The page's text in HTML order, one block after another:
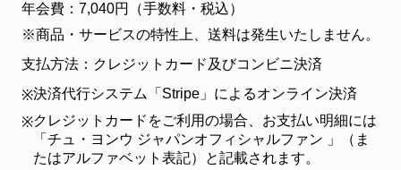
年会費：7,040円（手数料・税込）
※商品・サービスの特性上、送料は発生いたしません。
支払方法：クレジットカード及びコンビニ決済
※決済代行システム「Stripe」によるオンライン決済
※クレジットカードをご利用の場合、お支払い明細には
「チュ・ヨンウ ジャパンオフィシャルファン 」（ま
たはアルファベット表記）と記載されます。